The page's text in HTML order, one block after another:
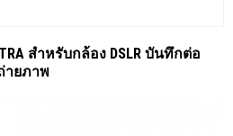
สำหรับกล้อง DSLR บันทึกต่อ
ายภาพ